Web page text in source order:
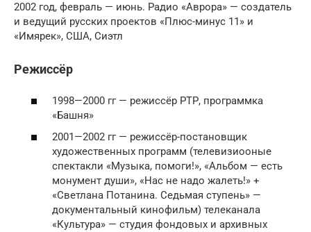
2002 год, февраль — июнь. Радио «Аврора» — создатель
и ведущий русских проектов «Плюс-минус 11» и
«Имярек», США, Сиэтл
Режиссёр
1998—2000 гг — режиссёр РТР, программка
«Башня»
2001—2002 гг — режиссёр-постановщик
художественных программ (телевизиооные
спектакли «Музыка, помоги!», «Альбом — есть
монумент души», «Нас не надо жалеть!» +
«Светлана Потанина. Седьмая ступень» —
документальный кинофильм) телеканала
«Культура» — студия фондовых и архивных